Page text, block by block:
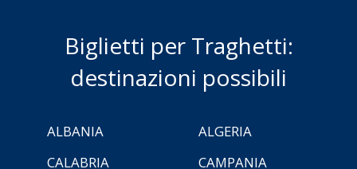
Biglietti per Traghetti:
destinazioni possibili
ALBANIA
ALGERIA
CALABRIA
CAMPANIA